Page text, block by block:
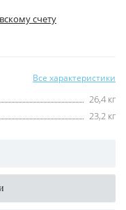
счету
Все характеристики
26,4 кг
23,2 кг